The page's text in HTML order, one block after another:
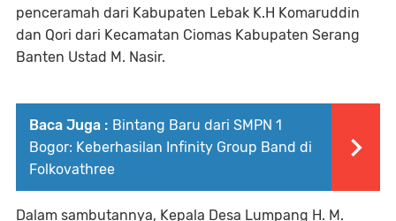
penceramah dari Kabupaten Lebak K.H Komaruddin
dan Qori dari Kecamatan Ciomas Kabupaten Serang
Banten Ustad M. Nasir.
Baca Juga : Bintang Baru dari SMPN 1
Bogor: Keberhasilan Infinity Group Band di
Folkovathree
Dalam sambutannya, Kepala Desa Lumpang H. M.